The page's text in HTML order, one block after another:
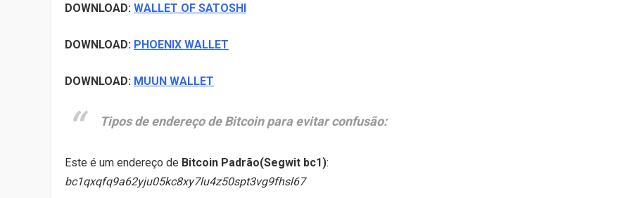
DOWNLOAD: WALLET OF SATOSHI
DOWNLOAD: PHOENIX WALLET
DOWNLOAD: MUUN WALLET
Tipos de endereço de Bitcoin para evitar confusão:
Este é um endereço de Bitcoin Padrão(Segwit bc1):
bc1qxqfq9a62yju05kc8xy7lu4z50spt3vg9fhsl67